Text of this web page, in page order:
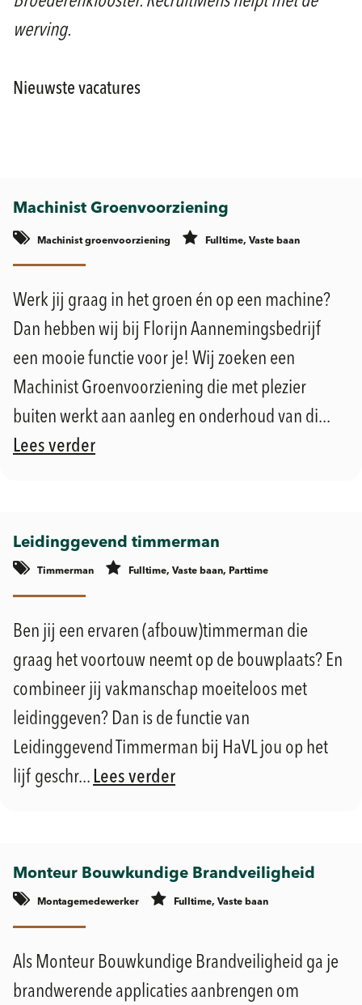
werving.
Nieuwste vacatures
Machinist Groenvoorziening
Machinist groenvoorziening Fulltime, Vaste baan
Werk jij graag in het groen én op een machine?
Dan hebben wij bij Florijn Aannemingsbedrijf
een mooie functie voor je! Wij zoeken een
Machinist Groenvoorziening die met plezier
buiten werkt aan aanleg en onderhoud van di...
Lees verder
Leidinggevend timmerman
Timmerman Fulltime, Vaste baan, Parttime
Geldermalsen
Ben jij een ervaren (afbouw)timmerman die
graag het voortouw neemt op de bouwplaats? En
combineer jij vakmanschap moeiteloos met
leidinggeven? Dan is de functie van
Leidinggevend Timmerman bij HaVL jou op het
lijf geschr... Lees verder
Monteur Bouwkundige Brandveiligheid
Montagemedewerker Fulltime, Vaste baan
Geldermalsen
Als Monteur Bouwkundige Brandveiligheid ga je
brandwerende applicaties aanbrengen om